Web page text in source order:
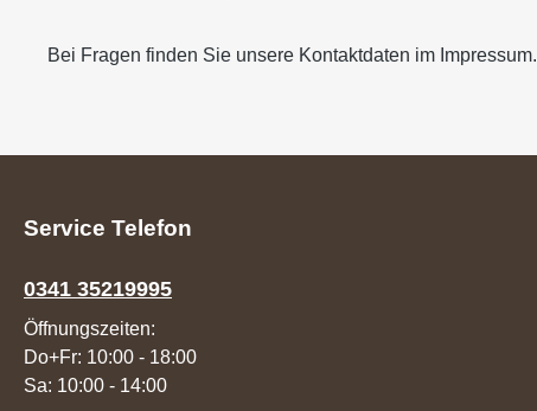
Bei Fragen finden Sie unsere Kontaktdaten im Impressum.
Service Telefon
0341 35219995
Öffnungszeiten:
Do+Fr: 10:00 - 18:00
Sa: 10:00 - 14:00